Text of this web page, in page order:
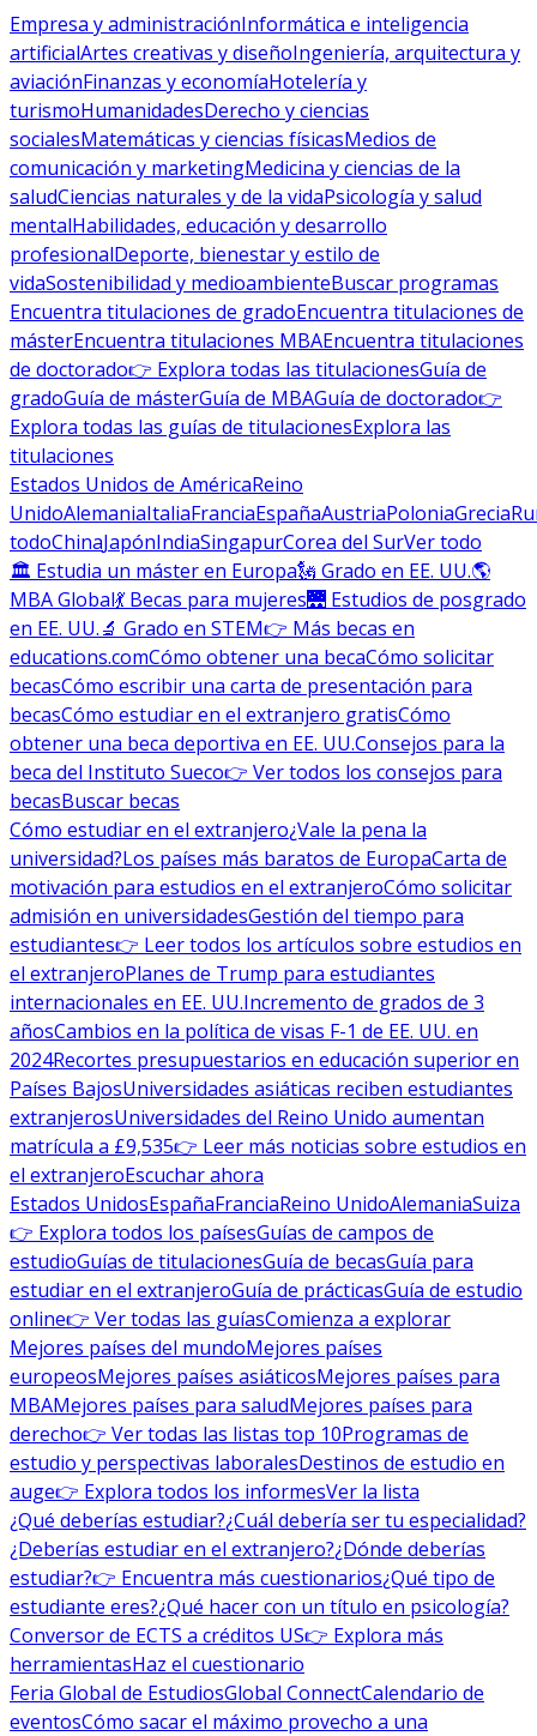
Empresa y administraciónInformática e inteligencia
artificialArtes creativas y diseñoIngeniería, arquitectura y
aviaciónFinanzas y economíaHotelería y
turismoHumanidadesDerecho y ciencias
socialesMatemáticas y ciencias físicasMedios de
comunicación y marketingMedicina y ciencias de la
saludCiencias naturales y de la vidaPsicología y salud
mentalHabilidades, educación y desarrollo
profesionalDeporte, bienestar y estilo de
vidaSostenibilidad y medioambienteBuscar programas
Encuentra titulaciones de gradoEncuentra titulaciones de
másterEncuentra titulaciones MBAEncuentra titulaciones
de doctorado👉 Explora todas las titulacionesGuía de
gradoGuía de másterGuía de MBAGuía de doctorado👉
Explora todas las guías de titulacionesExplora las
titulaciones
Estados Unidos de AméricaReino
UnidoAlemaniaItaliaFranciaEspañaAustriaPoloniaGrecia
todoChinaJapónIndiaSingapurCorea del SurVer todo
🏛 Estudia un máster en Europa🗽 Grado en EE. UU.🌎
MBA Global💃 Becas para mujeres🌉 Estudios de posgrado
en EE. UU.🔬 Grado en STEM👉 Más becas en
educations.comCómo obtener una becaCómo solicitar
becasCómo escribir una carta de presentación para
becasCómo estudiar en el extranjero gratisCómo
obtener una beca deportiva en EE. UU.Consejos para la
beca del Instituto Sueco👉 Ver todos los consejos para
becasBuscar becas
Cómo estudiar en el extranjero¿Vale la pena la
universidad?Los países más baratos de EuropaCarta de
motivación para estudios en el extranjeroCómo solicitar
admisión en universidadesGestión del tiempo para
estudiantes👉 Leer todos los artículos sobre estudios en
el extranjeroPlanes de Trump para estudiantes
internacionales en EE. UU.Incremento de grados de 3
añosCambios en la política de visas F-1 de EE. UU. en
2024Recortes presupuestarios en educación superior en
Países BajosUniversidades asiáticas reciben estudiantes
extranjerosUniversidades del Reino Unido aumentan
matrícula a £9,535👉 Leer más noticias sobre estudios en
el extranjeroEscuchar ahora
Estados UnidosEspañaFranciaReino UnidoAlemaniaSuiza
👉 Explora todos los paísesGuías de campos de
estudioGuías de titulacionesGuía de becasGuía para
estudiar en el extranjeroGuía de prácticasGuía de estudio
online👉 Ver todas las guíasComienza a explorar
Mejores países del mundoMejores países
europeosMejores países asiáticosMejores países para
MBAMejores países para saludMejores países para
derecho👉 Ver todas las listas top 10Programas de
estudio y perspectivas laboralesDestinos de estudio en
auge👉 Explora todos los informesVer la lista
¿Qué deberías estudiar?¿Cuál debería ser tu especialidad?
¿Deberías estudiar en el extranjero?¿Dónde deberías
estudiar?👉 Encuentra más cuestionarios¿Qué tipo de
estudiante eres?¿Qué hacer con un título en psicología?
Conversor de ECTS a créditos US👉 Explora más
herramientasHaz el cuestionario
Feria Global de EstudiosGlobal ConnectCalendario de
eventosCómo sacar el máximo provecho a una